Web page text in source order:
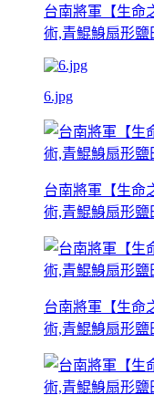
台南將軍【生命
術,青鯤鯓扇形
6.jpg
台南將軍【生命
術,青鯤鯓扇形
台南將軍【生命
術,青鯤鯓扇形